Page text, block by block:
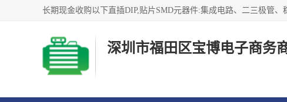
深圳市福田区宝博电子商务